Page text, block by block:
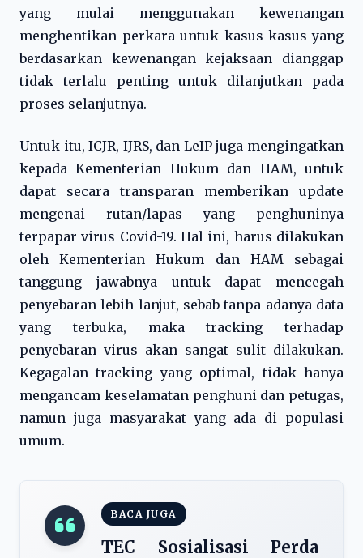
yang mulai menggunakan kewenangan
menghentikan perkara untuk kasus-kasus yang
berdasarkan kewenangan kejaksaan dianggap
tidak terlalu penting untuk dilanjutkan pada
proses selanjutnya.
Untuk itu, ICJR, IJRS, dan LeIP juga mengingatkan
kepada Kementerian Hukum dan HAM, untuk
dapat secara transparan memberikan update
mengenai rutan/lapas yang penghuninya
terpapar virus Covid-19. Hal ini, harus dilakukan
oleh Kementerian Hukum dan HAM sebagai
tanggung jawabnya untuk dapat mencegah
penyebaran lebih lanjut, sebab tanpa adanya data
yang terbuka, maka tracking terhadap
penyebaran virus akan sangat sulit dilakukan.
Kegagalan tracking yang optimal, tidak hanya
mengancam keselamatan penghuni dan petugas,
namun juga masyarakat yang ada di populasi
umum.
BACA JUGA
TEC Sosialisasi Perda